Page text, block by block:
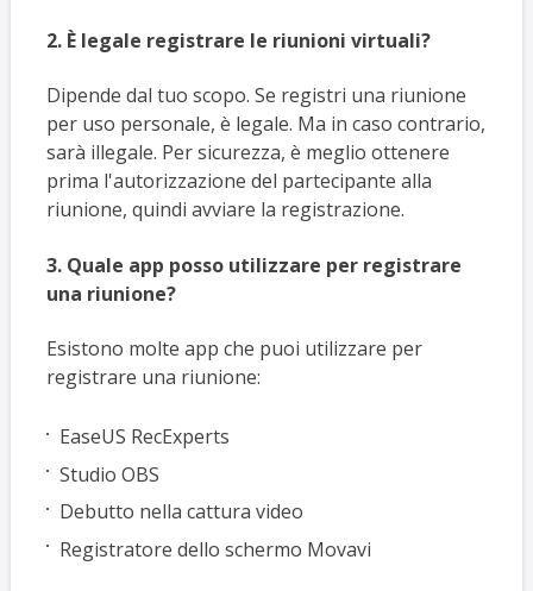
2. È legale registrare le riunioni virtuali?
Dipende dal tuo scopo. Se registri una riunione
per uso personale, è legale. Ma in caso contrario,
sarà illegale. Per sicurezza, è meglio ottenere
prima l'autorizzazione del partecipante alla
riunione, quindi avviare la registrazione.
3. Quale app posso utilizzare per registrare
una riunione?
Esistono molte app che puoi utilizzare per
registrare una riunione:
EaseUS RecExperts
Studio OBS
Debutto nella cattura video
Registratore dello schermo Movavi